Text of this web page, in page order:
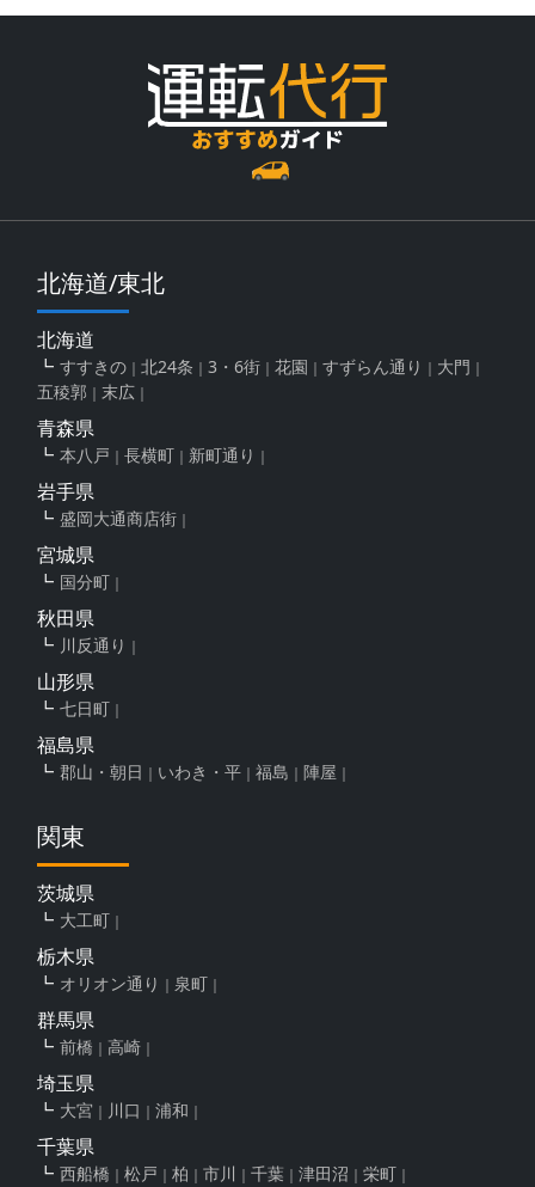
北海道/東北
北海道
すすきの 北24条 3・6街 花園 すずらん通り
大門
五稜郭
末広
青森県
本八戸 長横町 新町通り
岩手県
盛岡大通商店街
宮城県
国分町
秋田県
川反通り
山形県
七日町
福島県
郡山・朝日 いわき・平 福島 陣屋
関東
茨城県
大工町
栃木県
オリオン通り 泉町
群馬県
前橋 高崎
埼玉県
大宮 川口 浦和
千葉県
西船橋 松戸 柏 市川 千葉 津田沼 栄町